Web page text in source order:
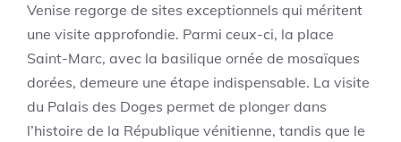
Venise regorge de sites exceptionnels qui méritent
une visite approfondie. Parmi ceux-ci, la place
Saint-Marc, avec la basilique ornée de mosaïques
dorées, demeure une étape indispensable. La visite
du Palais des Doges permet de plonger dans
l’histoire de la République vénitienne, tandis que le